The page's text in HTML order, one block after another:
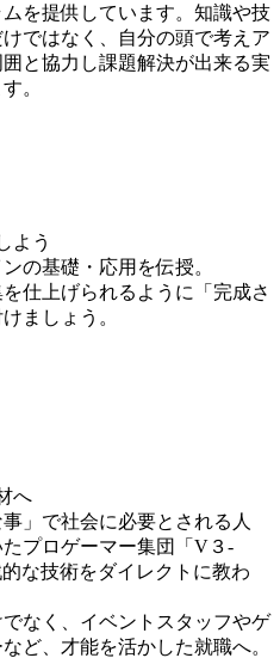
を提供しています。知識や技
ではなく、自分の頭で考えア
と協力し課題解決が出来る実
。
よう
の基礎・応用を伝授。
仕上げられるように「完成さ
ましょう。
へ
」で社会に必要とされる人
プロゲーマー集団「V３-
的な技術をダイレクトに教わ
なく、イベントスタッフやゲ
ど、才能を活かした就職へ。